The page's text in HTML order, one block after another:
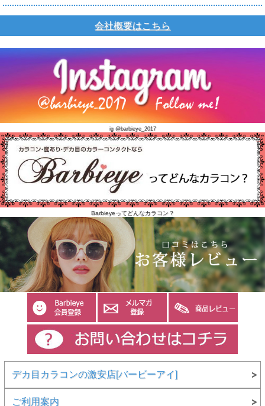
会社概要はこちら
ig @barbieye_2017
Barbieyeってどんなカラコン？
デカ目カラコンの激安店[バービーアイ]
ご利用案内